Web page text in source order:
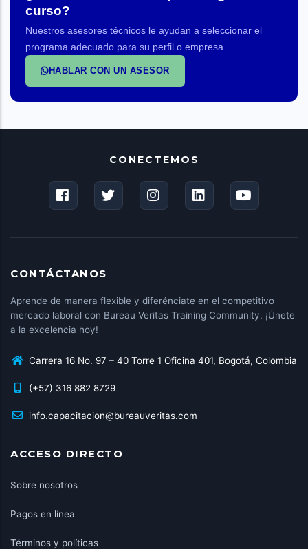
curso?
Nuestros asesores técnicos le ayudan a seleccionar el
programa adecuado para su perfil o empresa.
HABLAR CON UN ASESOR
CONECTEMOS
CONTÁCTANOS
Aprende de manera flexible y diferénciate en el competitivo
mercado laboral con Bureau Veritas Training Community. ¡Únete
a la excelencia hoy!
Carrera 16 No. 97 – 40 Torre 1 Oficina 401, Bogotá, Colombia
(+57) 316 882 8729
info.capacitacion@bureauveritas.com
ACCESO DIRECTO
Sobre nosotros
Pagos en línea
Términos y políticas